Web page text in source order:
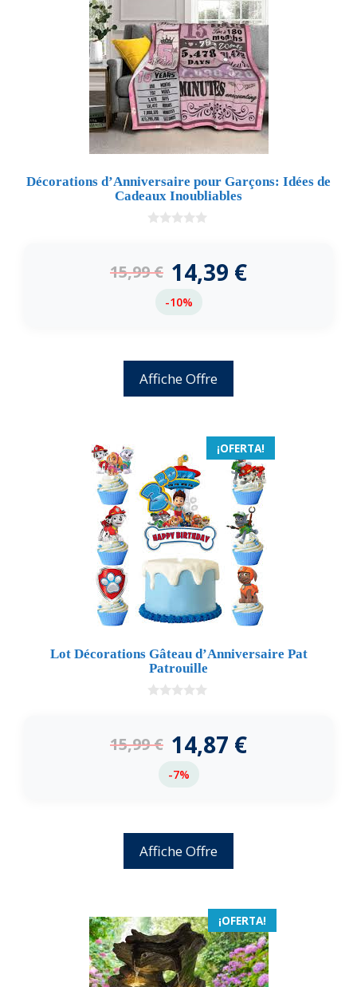
Décorations d’Anniversaire pour Garçons: Idées de
Cadeaux Inoubliables
5
15,99€ 14,39 €
-10%
Affiche Offre
¡OFERTA!
Lot Décorations Gâteau d’Anniversaire Pat
Patrouille
5
15,99€ 14,87 €
-7%
Affiche Offre
¡OFERTA!